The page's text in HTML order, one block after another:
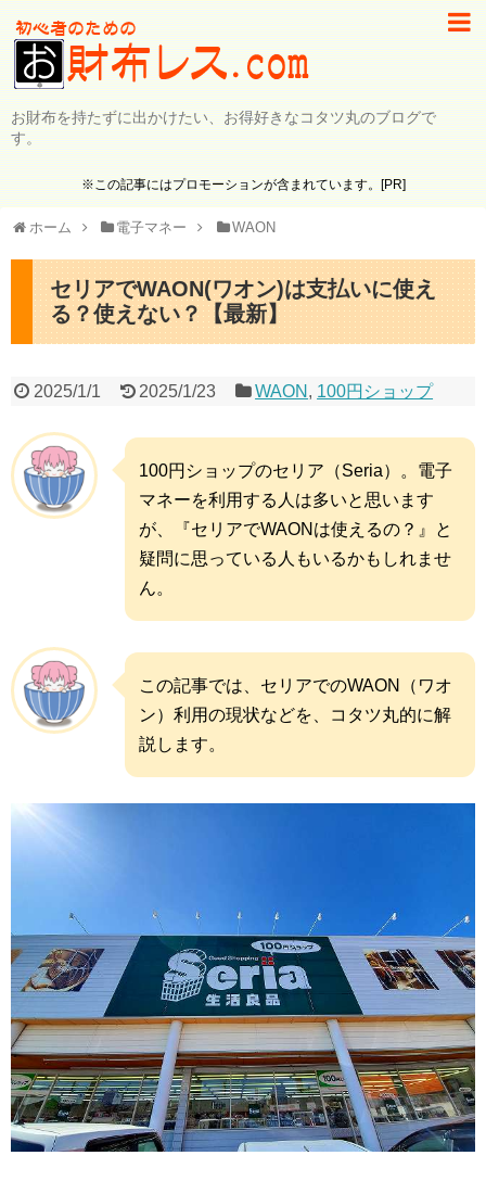
お財布を持たずに出かけたい、お得好きなコタツ丸のブログで
す。
※この記事にはプロモーションが含まれています。[PR]
ホーム 電子マネー WAON
セリアでWAON(ワオン)は支払いに使え
る？使えない？【最新】
2025/1/1 2025/1/23 WAON , 100円ショップ
100円ショップのセリア（Seria）。電子
マネーを利用する人は多いと思います
が、『セリアでWAONは使えるの？』と
疑問に思っている人もいるかもしれませ
ん。
この記事では、セリアでのWAON（ワオ
ン）利用の現状などを、コタツ丸的に解
説します。